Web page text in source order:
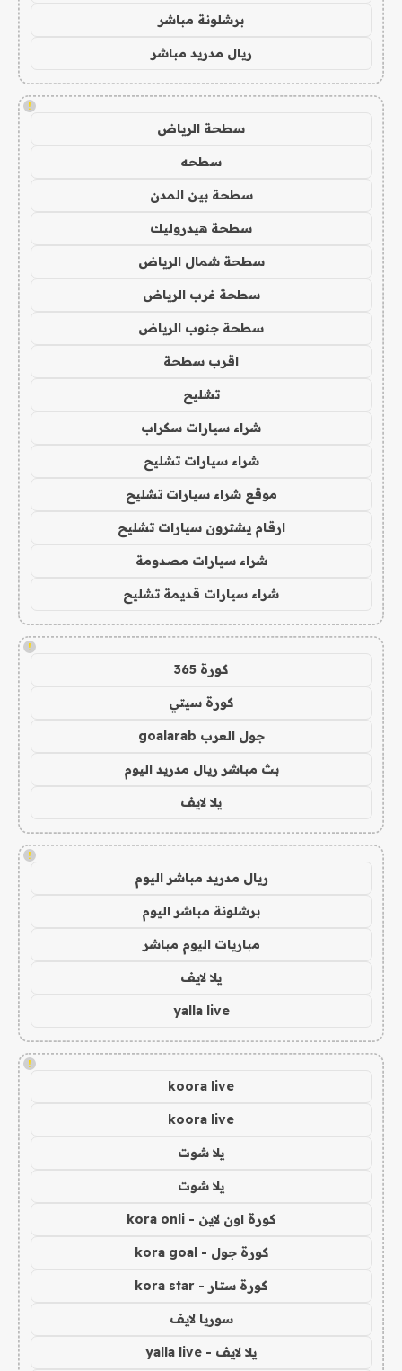
برشلونة مباشر
ريال مدريد مباشر
!
سطحة الرياض
سطحه
سطحة بين المدن
سطحة هيدروليك
سطحة شمال الرياض
سطحة غرب الرياض
سطحة جنوب الرياض
اقرب سطحة
تشليح
شراء سيارات سكراب
شراء سيارات تشليح
موقع شراء سيارات تشليح
ارقام يشترون سيارات تشليح
شراء سيارات مصدومة
شراء سيارات قديمة تشليح
!
كورة 365
كورة سيتي
جول العرب goalarab
بث مباشر ريال مدريد اليوم
يلا لايف
!
ريال مدريد مباشر اليوم
برشلونة مباشر اليوم
مباريات اليوم مباشر
يلا لايف
yalla live
!
koora live
koora live
يلا شوت
يلا شوت
كورة اون لاين - kora onli
كورة جول - kora goal
كورة ستار - kora star
سوريا لايف
يلا لايف - yalla live